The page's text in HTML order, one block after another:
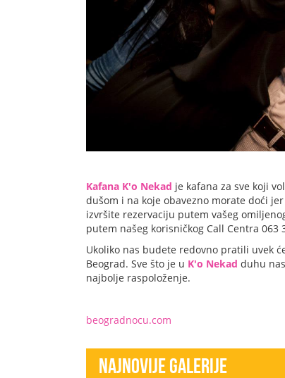
Kafana K'o Nekad je kafana za sve koji
dušom i na koje obavezno morate doći
izvršite rezervaciju putem vašeg
putem našeg korisničkog Call Centra 063
Ukoliko nas budete redovno pratili uvek
Beograd. Sve što je u K'o Nekad duhu
najbolje raspoloženje.
beogradnocu.com
Najnovije Galerije